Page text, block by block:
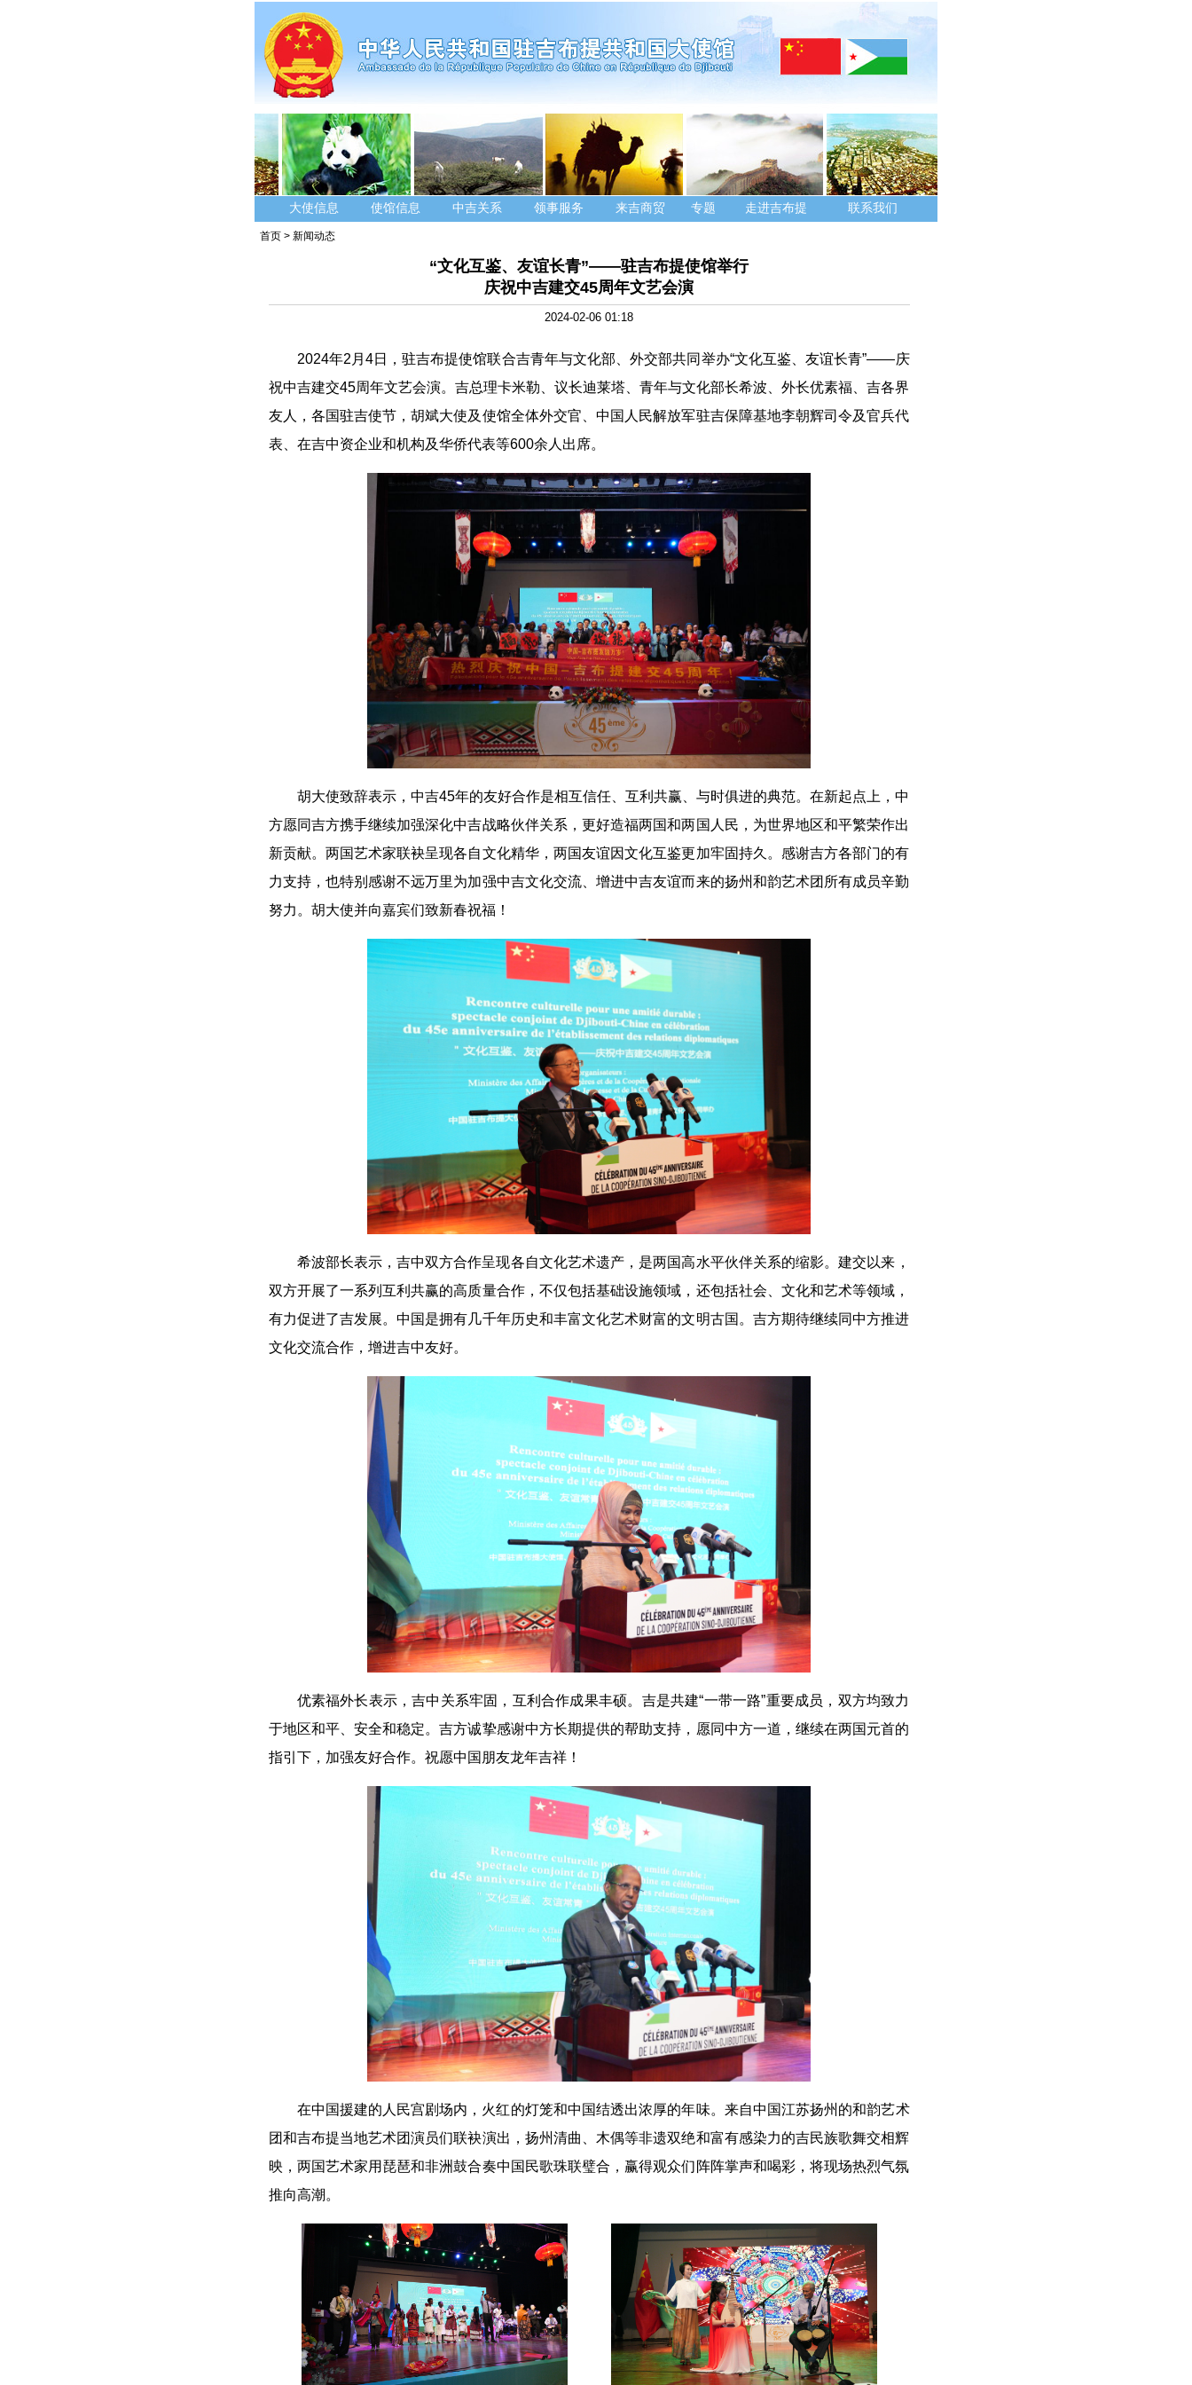
大使信息 使馆信息 中吉关系 领事服务 来吉商贸 专题 走进吉布提 联系我们
首页 > 新闻动态
“文化互鉴、友谊长青”——驻吉布提使馆举行
庆祝中吉建交45周年文艺会演
2024-02-06 01:18
2024年2月4日，驻吉布提使馆联合吉青年与文化部、外交部共同举办“文化互鉴、友谊长青”——庆
祝中吉建交45周年文艺会演。吉总理卡米勒、议长迪莱塔、青年与文化部长希波、外长优素福、吉各界
友人，各国驻吉使节，胡斌大使及使馆全体外交官、中国人民解放军驻吉保障基地李朝辉司令及官兵代
表、在吉中资企业和机构及华侨代表等600余人出席。
胡大使致辞表示，中吉45年的友好合作是相互信任、互利共赢、与时俱进的典范。在新起点上，中
方愿同吉方携手继续加强深化中吉战略伙伴关系，更好造福两国和两国人民，为世界地区和平繁荣作出
新贡献。两国艺术家联袂呈现各自文化精华，两国友谊因文化互鉴更加牢固持久。感谢吉方各部门的有
力支持，也特别感谢不远万里为加强中吉文化交流、增进中吉友谊而来的扬州和韵艺术团所有成员辛勤
努力。胡大使并向嘉宾们致新春祝福！
希波部长表示，吉中双方合作呈现各自文化艺术遗产，是两国高水平伙伴关系的缩影。建交以来，
双方开展了一系列互利共赢的高质量合作，不仅包括基础设施领域，还包括社会、文化和艺术等领域，
有力促进了吉发展。中国是拥有几千年历史和丰富文化艺术财富的文明古国。吉方期待继续同中方推进
文化交流合作，增进吉中友好。
优素福外长表示，吉中关系牢固，互利合作成果丰硕。吉是共建“一带一路”重要成员，双方均致力
于地区和平、安全和稳定。吉方诚挚感谢中方长期提供的帮助支持，愿同中方一道，继续在两国元首的
指引下，加强友好合作。祝愿中国朋友龙年吉祥！
在中国援建的人民宫剧场内，火红的灯笼和中国结透出浓厚的年味。来自中国江苏扬州的和韵艺术
团和吉布提当地艺术团演员们联袂演出，扬州清曲、木偶等非遗双绝和富有感染力的吉民族歌舞交相辉
映，两国艺术家用琵琶和非洲鼓合奏中国民歌珠联璧合，赢得观众们阵阵掌声和喝彩，将现场热烈气氛
推向高潮。